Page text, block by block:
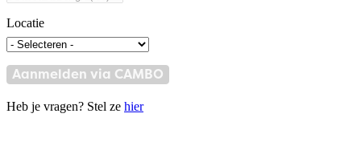
Locatie
Aanmelden via CAMBO
Heb je vragen? Stel ze hier